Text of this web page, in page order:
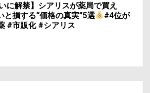
に解禁】シアリスが薬局で買え
と損する“価格の真実”5選
#4位が
#市販化 #シアリス